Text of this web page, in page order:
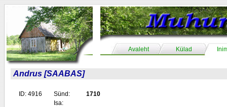
Avaleht Külad
Andrus [SAABAS]
ID: 4916 Sünd:
1710
Isa: